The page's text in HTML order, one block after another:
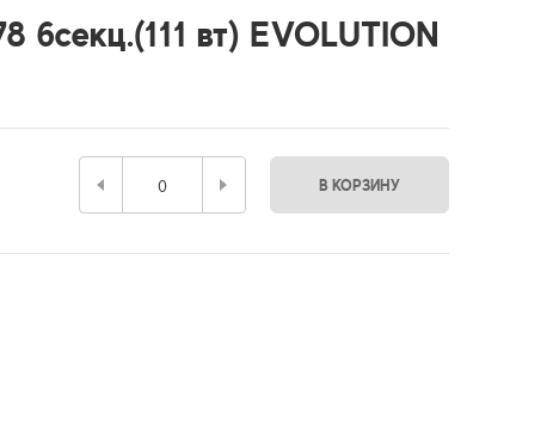
вт) EVOLUTION
В КОРЗИНУ